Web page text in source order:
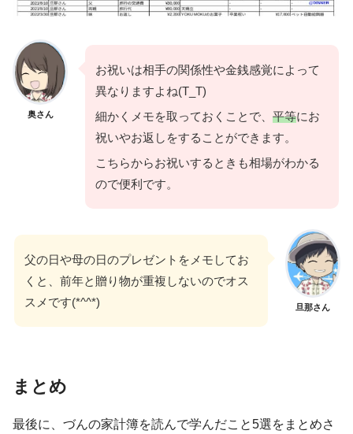
奥さん
お祝いは相手の関係性や金銭感覚によって
異なりますよね(T_T)
細かくメモを取っておくことで、 平等にお
祝いやお返しをすることができます。
こちらからお祝いするときも相場がわかる
ので便利です。
旦那さん
父の日や母の日のプレゼントをメモしてお
くと、前年と贈り物が重複しないのでオス
スメです(*^^*)
まとめ
最後に、づんの家計簿を読んで学んだこと5選をまとめさ